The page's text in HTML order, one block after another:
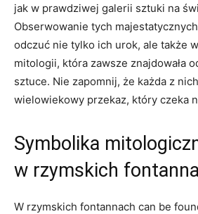
jak w prawdziwej galerii sztuki na
Obserwowanie tych
odczuć nie tylko ich urok, ale także
mitologii, która zawsze znajdowała
sztuce. Nie zapomnij, że każda z
wielowiekowy przekaz, który czeka
Symbolika
w rzymskich
W rzymskich fontannach can be